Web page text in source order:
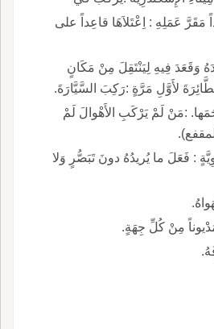
عَمَلِهِ : اِعْتَلاَهَا قاعِداً على
وَقَعَدَ فِيهِ لِيَنْتَقِلَ مِنْ مَكَانٍ
لأَوَّلِ مَرَّةٍ :رَكِبَ السَّيَّارَةَ.
:مَنْ لَمْ يَرْكَبِ الأَهْوالَ لَمْ
: فَعَلَ ما يُريدُهُ دونَ تَبَصُّرٍ وَلا
مِنْ كُلِّ جِهَةٍ.